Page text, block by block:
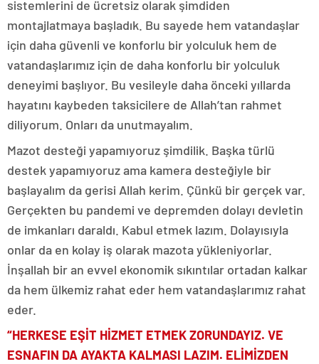
sistemlerini de ücretsiz olarak şimdiden
montajlatmaya başladık. Bu sayede hem vatandaşlar
için daha güvenli ve konforlu bir yolculuk hem de
vatandaşlarımız için de daha konforlu bir yolculuk
deneyimi başlıyor. Bu vesileyle daha önceki yıllarda
hayatını kaybeden taksicilere de Allah’tan rahmet
diliyorum. Onları da unutmayalım.
Mazot desteği yapamıyoruz şimdilik. Başka türlü
destek yapamıyoruz ama kamera desteğiyle bir
başlayalım da gerisi Allah kerim. Çünkü bir gerçek var.
Gerçekten bu pandemi ve depremden dolayı devletin
de imkanları daraldı. Kabul etmek lazım. Dolayısıyla
onlar da en kolay iş olarak mazota yükleniyorlar.
İnşallah bir an evvel ekonomik sıkıntılar ortadan kalkar
da hem ülkemiz rahat eder hem vatandaşlarımız rahat
eder.
“HERKESE EŞİT HİZMET ETMEK ZORUNDAYIZ. VE
ESNAFIN DA AYAKTA KALMASI LAZIM. ELİMİZDEN